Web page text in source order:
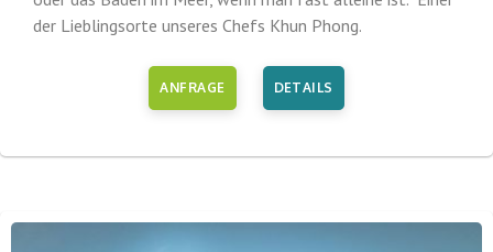
der Lieblingsorte unseres Chefs Khun Phong.
ANFRAGE DETAILS